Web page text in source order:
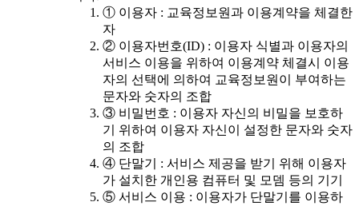
① 이용자 : 교육정보원과 이용계약을 체결한
자
② 이용자번호(ID) : 이용자 식별과 이용자의
서비스 이용을 위하여 이용계약 체결시 이용
자의 선택에 의하여 교육정보원이 부여하는
문자와 숫자의 조합
③ 비밀번호 : 이용자 자신의 비밀을 보호하
기 위하여 이용자 자신이 설정한 문자와 숫자
의 조합
④ 단말기 : 서비스 제공을 받기 위해 이용자
가 설치한 개인용 컴퓨터 및 모뎀 등의 기기
⑤ 서비스 이용 : 이용자가 단말기를 이용하